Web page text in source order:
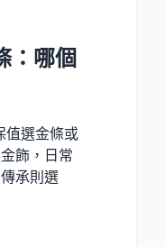
：哪個
值選金條或
飾，日常
承則選